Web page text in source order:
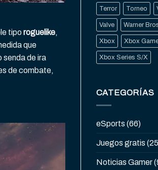
tiporoguelike,
que
senda de ira
de combate,
Terror Torneo
Valve Warner
Xbox Xbox
Xbox Series S/X
CATEGORÍAS
eSports (66)
Juegos gratis
Noticias Gamer